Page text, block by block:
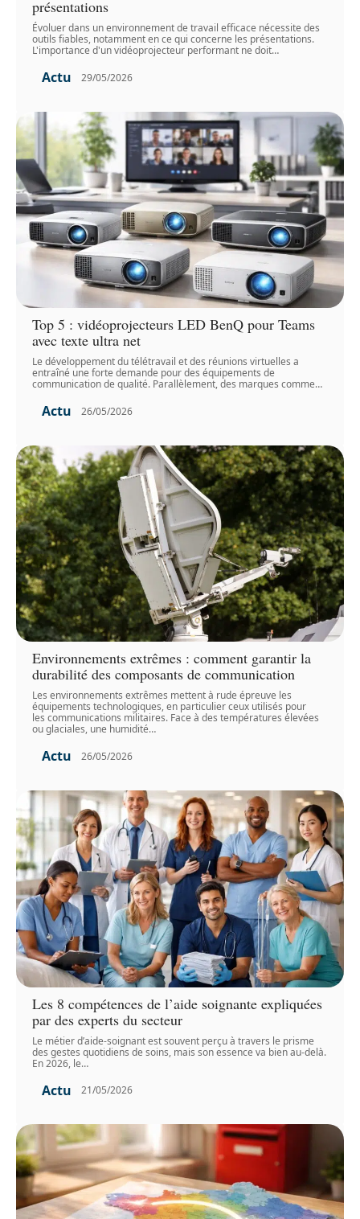
présentations
Évoluer dans un environnement de travail efficace nécessite des
outils fiables, notamment en ce qui concerne les présentations.
L'importance d'un vidéoprojecteur performant ne doit…
Actu 29/05/2026
Top 5 : vidéoprojecteurs LED BenQ pour Teams
avec texte ultra net
Le développement du télétravail et des réunions virtuelles a
entraîné une forte demande pour des équipements de
communication de qualité. Parallèlement, des marques comme…
Actu 26/05/2026
Environnements extrêmes : comment garantir la
durabilité des composants de communication
Les environnements extrêmes mettent à rude épreuve les
équipements technologiques, en particulier ceux utilisés pour
les communications militaires. Face à des températures élevées
ou glaciales, une humidité…
Actu 26/05/2026
Les 8 compétences de l’aide soignante expliquées
par des experts du secteur
Le métier d’aide-soignant est souvent perçu à travers le prisme
des gestes quotidiens de soins, mais son essence va bien au-delà.
En 2026, le…
Actu 21/05/2026